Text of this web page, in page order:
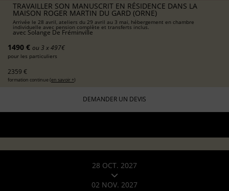
TRAVAILLER SON MANUSCRIT EN RÉSIDENCE DANS LA
MAISON ROGER MARTIN DU GARD (ORNE)
Arrivée le 28 avril, ateliers du 29 avril au 3 mai, hébergement en chambre
individuelle avec pension complète et transferts inclus.
avec Solange De Fréminville
1490 € ou 3 x 497€
pour les particuliers
2359 €
formation continue (en savoir +)
DEMANDER UN DEVIS
28 OCT. 2027
02 NOV. 2027